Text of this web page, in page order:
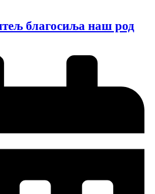
благосиља наш род